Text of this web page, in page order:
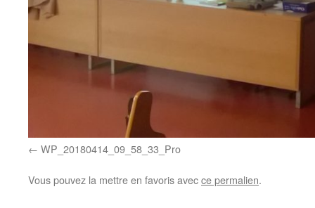
WP_20180414_09_58_33_Pro
Vous pouvez la mettre en favoris avecce permalien.